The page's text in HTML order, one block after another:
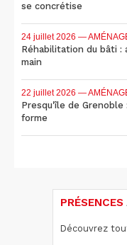
se concrétise
24 juillet 2026 —
Réhabilitation du bâti :
main
22 juillet 2026 —
Presqu'île de
forme
PRÉSENCES
Découvrez